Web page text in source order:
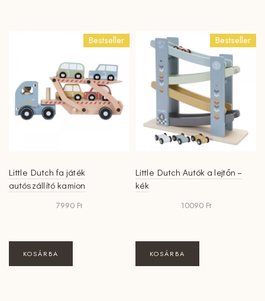
Bestseller
Little Dutch fa játék
autószállító kamion
7990 Ft
KOSÁRBA
Bestseller
Little Dutch Autók a lejtőn –
kék
10090 Ft
KOSÁRBA